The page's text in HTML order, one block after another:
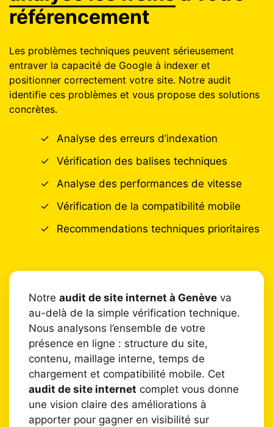
référencement
Les problèmes techniques peuvent sérieusement
entraver la capacité de Google à indexer et
positionner correctement votre site. Notre audit
identifie ces problèmes et vous propose des solutions
concrètes.
✓
Analyse des erreurs d’indexation
✓
Vérification des balises techniques
✓
Analyse des performances de vitesse
✓
Vérification de la compatibilité mobile
✓
Recommendations techniques prioritaires
Notre audit de site internet à Genève va
au-delà de la simple vérification technique.
Nous analysons l’ensemble de votre
présence en ligne : structure du site,
contenu, maillage interne, temps de
chargement et compatibilité mobile. Cet
audit de site internet complet vous donne
une vision claire des améliorations à
apporter pour gagner en visibilité sur